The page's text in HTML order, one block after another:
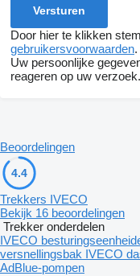
Door hier te klikken
gebruikersvoorwaarden.
Uw persoonlijke
reageren op uw verzoek.
Beoordelingen
4.4
Trekkers IVECO
Bekijk 16 beoordelingen
Trekker onderdelen
IVECO
versnellingsbak IVECO
AdBlue-pompen